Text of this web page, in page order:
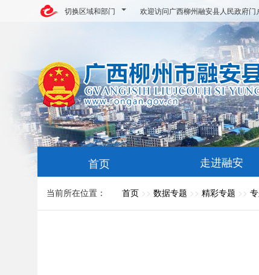
切换区域和部门 欢迎访问广西柳州融安县人民政府门
首页 走进融安
当前所在位置： 首页 >> 数据专题 >> 精彩专题 >>